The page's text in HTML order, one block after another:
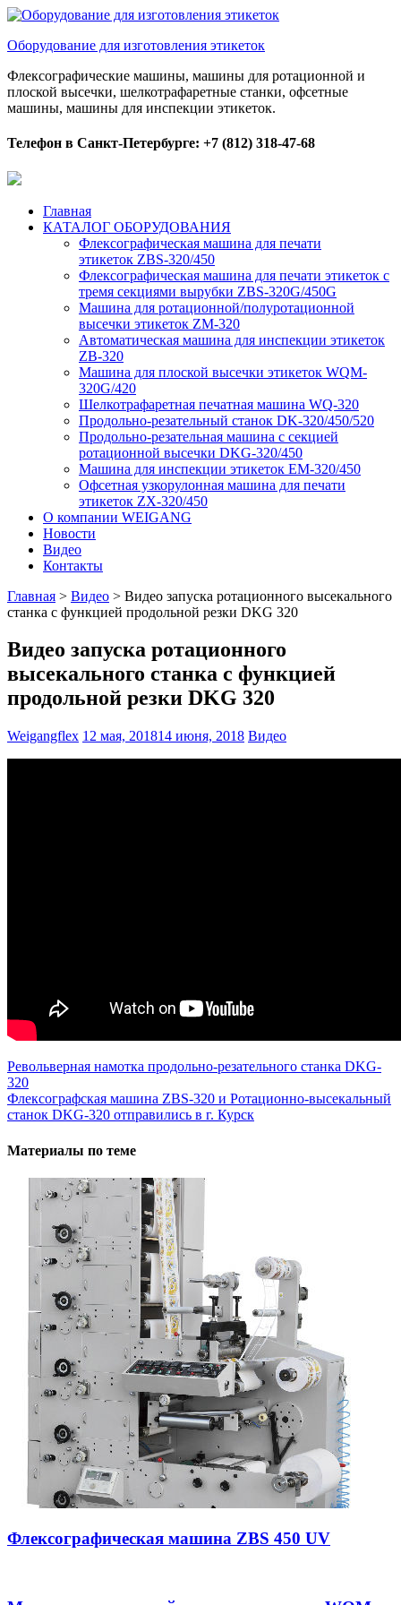
Оборудование для изготовления этикеток
Флексографические машины, машины для ротационной и
плоской высечки, шелкотрафаретные станки, офсетные
машины, машины для инспекции этикеток.
Телефон в Санкт-Петербурге: +7 (812) 318-47-68
Главная
КАТАЛОГ ОБОРУДОВАНИЯ
Флексографическая машина для печати
этикеток ZBS-320/450
Флексографическая машина для печати этикеток с
тремя секциями вырубки ZBS-320G/450G
Машина для ротационной/полуротационной
высечки этикеток ZM-320
Автоматическая машина для инспекции этикеток
ZB-320
Машина для плоской высечки этикеток WQM-
320G/420
Шелкотрафаретная печатная машина WQ-320
Продольно-резательный станок DK-320/450/520
Продольно-резательная машина с секцией
ротационной высечки DKG-320/450
Машина для инспекции этикеток EM-320/450
Офсетная узкорулонная машина для печати
этикеток ZX-320/450
О компании WEIGANG
Новости
Видео
Контакты
Главная > Видео > Видео запуска ротационного высекального
станка с функцией продольной резки DKG 320
Видео запуска ротационного
высекального станка с функцией
продольной резки DKG 320
Weigangflex 12 мая, 201814 июня, 2018 Видео
Навигация
по
записям
Револьверная намотка продольно-резательного станка DKG-
320
Флексографская машина ZBS-320 и Ротационно-высекальный
станок DKG-320 отправились в г. Курск
Материалы по теме
Флексографическая машина ZBS 450 UV